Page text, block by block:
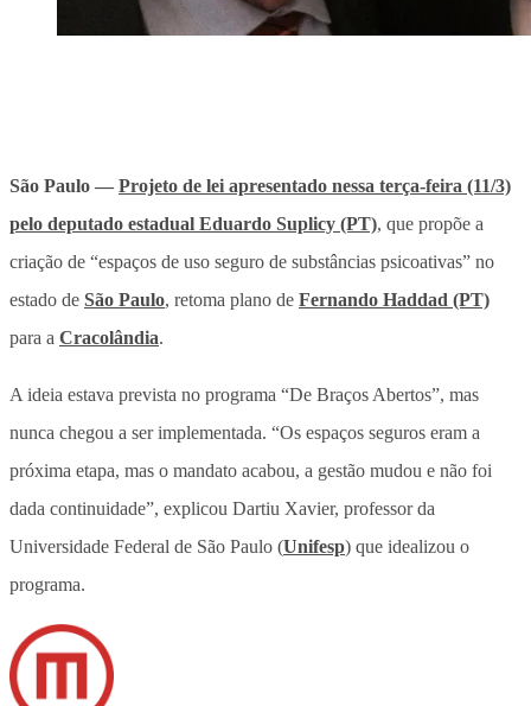
São Paulo — Projeto de lei apresentado nessa terça-feira (11/3)
pelo deputado estadual Eduardo Suplicy (PT), que propõe a
criação de “espaços de uso seguro de substâncias psicoativas” no
estado de São Paulo, retoma plano de Fernando Haddad (PT)
para a Cracolândia.
A ideia estava prevista no programa “De Braços Abertos”, mas
nunca chegou a ser implementada. “Os espaços seguros eram a
próxima etapa, mas o mandato acabou, a gestão mudou e não foi
dada continuidade”, explicou Dartiu Xavier, professor da
Universidade Federal de São Paulo (Unifesp) que idealizou o
programa.